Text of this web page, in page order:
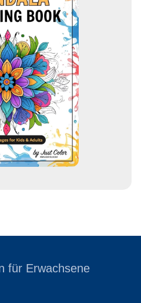
für Erwachsene